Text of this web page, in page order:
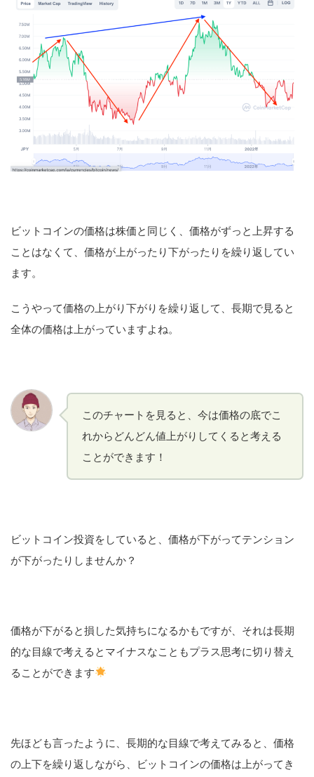
ビットコインの価格は株価と同じく、価格がずっと上昇する
ことはなくて、価格が上がったり下がったりを繰り返してい
ます。
こうやって価格の上がり下がりを繰り返して、長期で見ると
全体の価格は上がっていますよね。
このチャートを見ると、今は価格の底でこ
れからどんどん値上がりしてくると考える
ことができます！
ビットコイン投資をしていると、価格が下がってテンション
が下がったりしませんか？
価格が下がると損した気持ちになるかもですが、それは長期
的な目線で考えるとマイナスなこともプラス思考に切り替え
ることができます
先ほども言ったように、長期的な目線で考えてみると、価格
の上下を繰り返しながら、ビットコインの価格は上がってき